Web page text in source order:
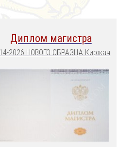
Диплом магистра
2026 НОВОГО ОБРАЗЦА Киржач